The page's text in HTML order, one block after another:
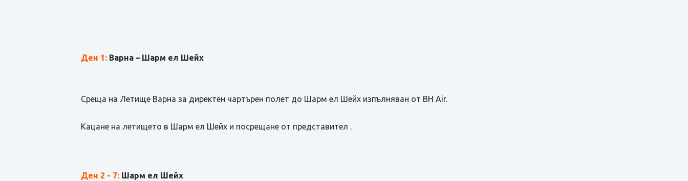
Ден 1: Варна – Шарм ел Шейх
Среща на Летище Варна за директен чартърен полет до Шарм ел Шейх изпълняван от BH Air.
Кацане на летището в Шарм ел Шейх и посрещане от представител .
Ден 2 - 7: Шарм ел Шейх